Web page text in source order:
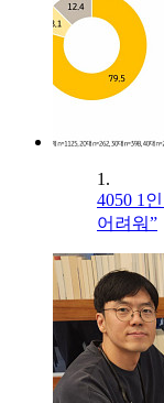
1.
4050 1
어려워”